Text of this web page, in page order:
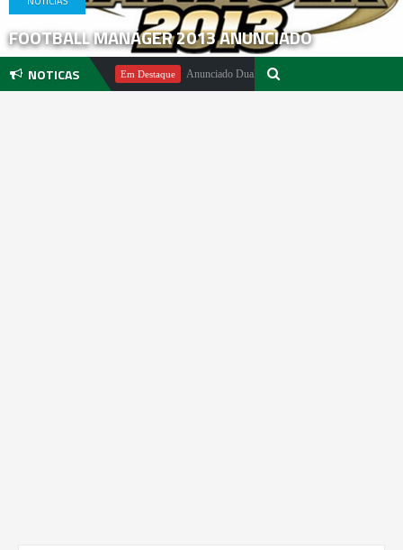
FOOTBALL MANAGER 2013 ANUNCIADO
NOTICAS
Pachter Em Destaque Anunciado DualSense The Last of Us Limited Edition